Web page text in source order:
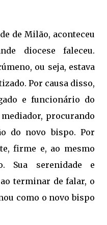
de Milão, aconteceu
diocese faleceu.
ou seja, estava
Por causa disso,
e funcionário do
procurando
do novo bispo. Por
firme e, ao mesmo
Sua serenidade e
terminar de falar, o
como o novo bispo